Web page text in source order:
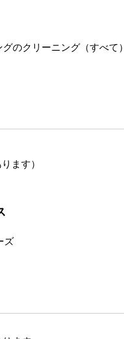
のクリーニング（すべて）
ます）
ズ